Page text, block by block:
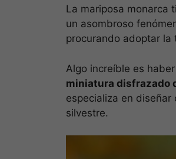
La mariposa monarca
un asombroso
procurando adoptar la
Algo increíble es
miniatura disfrazado
especializa en
silvestre.